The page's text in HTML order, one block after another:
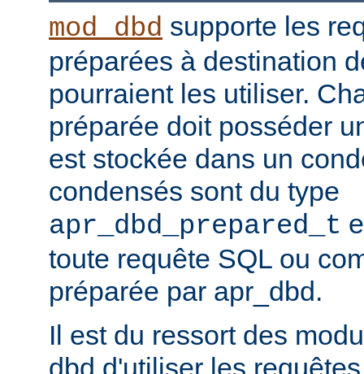
mod_dbd supporte les
préparées à destination
pourraient les utiliser.
préparée doit posséder
est stockée dans un
condensés sont du type
apr_dbd_prepared_t
toute requête SQL ou
préparée par apr_dbd.
Il est du ressort des
dbd d'utiliser les